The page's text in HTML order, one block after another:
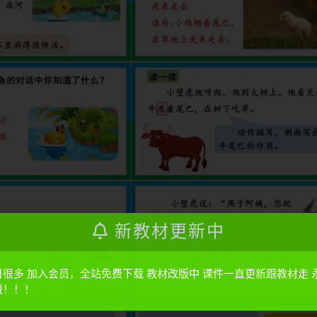
新教材更新中
很多 加入会员，全站免费下载 教材改版中 课件一直更新跟教材走
！！